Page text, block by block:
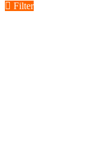
Filter